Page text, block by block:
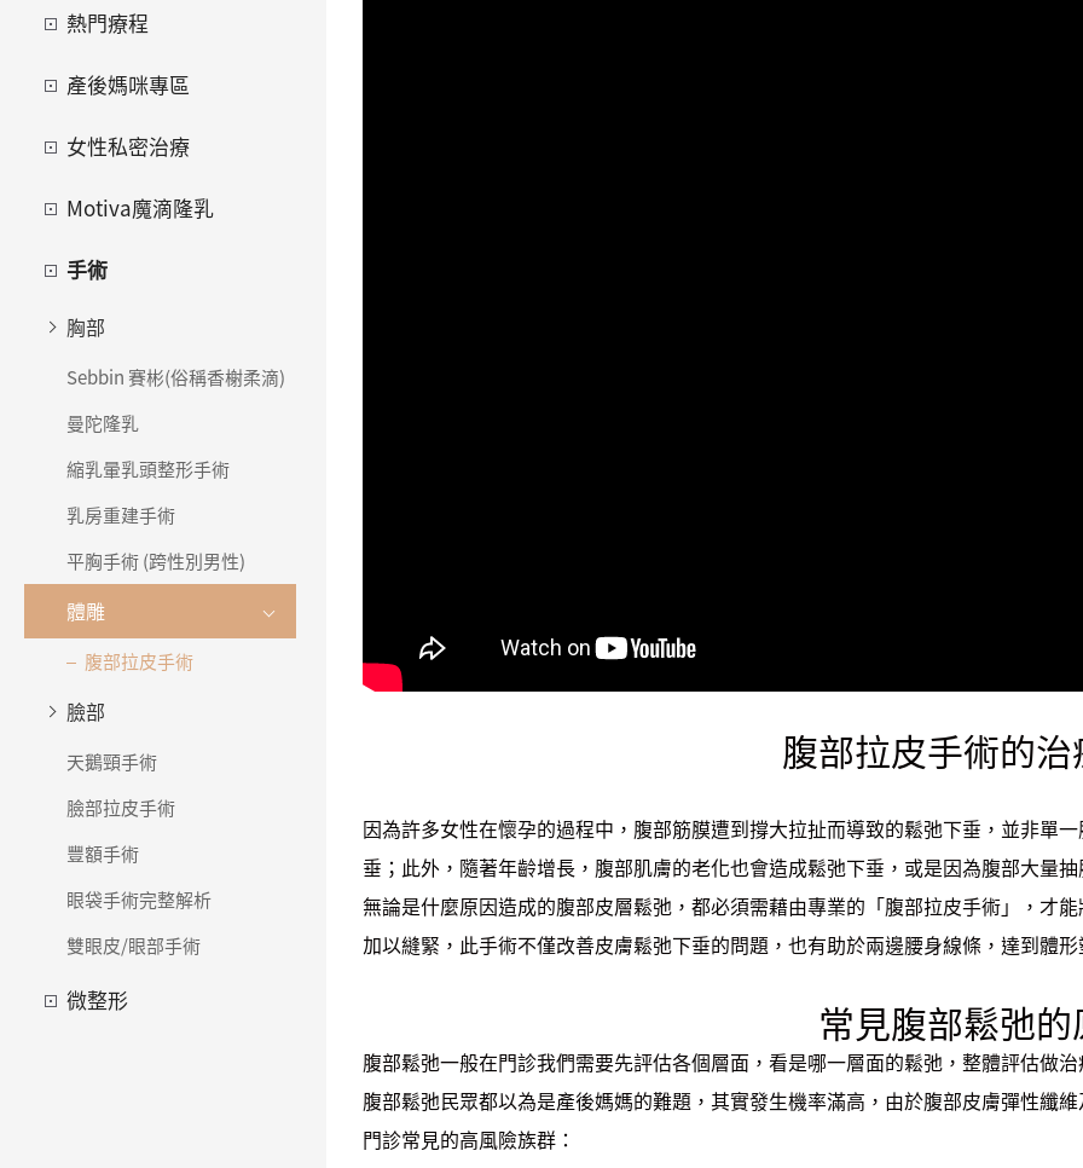
熱門療程
產後媽咪專區
女性私密治療
Motiva魔滴隆乳
手術
胸部
Sebbin 賽彬(俗稱香榭柔滴)
曼陀隆乳
縮乳暈乳頭整形手術
乳房重建手術
平胸手術 (跨性別男性)
體雕
腹部拉皮手術
臉部
天鵝頸手術
臉部拉皮手術
豐額手術
眼袋手術完整解析
雙眼皮/眼部手術
微整形
腹部拉皮手術的
因為許多女性在懷孕的過程中，腹部筋膜遭到撐大拉扯而導致的鬆弛下垂，並非單
垂；此外，隨著年齡增長，腹部肌膚的老化也會造成鬆弛下垂，或是因為腹部大量
無論是什麼原因造成的腹部皮層鬆弛，都必須需藉由專業的「腹部拉皮手術」，才
加以縫緊，此手術不僅改善皮膚鬆弛下垂的問題，也有助於兩邊腰身線條，達到體
常見腹部鬆弛
腹部鬆弛一般在門診我們需要先評估各個層面，看是哪一層面的鬆弛，整體評估做
腹部鬆弛民眾都以為是產後媽媽的難題，其實發生機率滿高，由於腹部皮膚彈性纖
門診常見的高風險族群：